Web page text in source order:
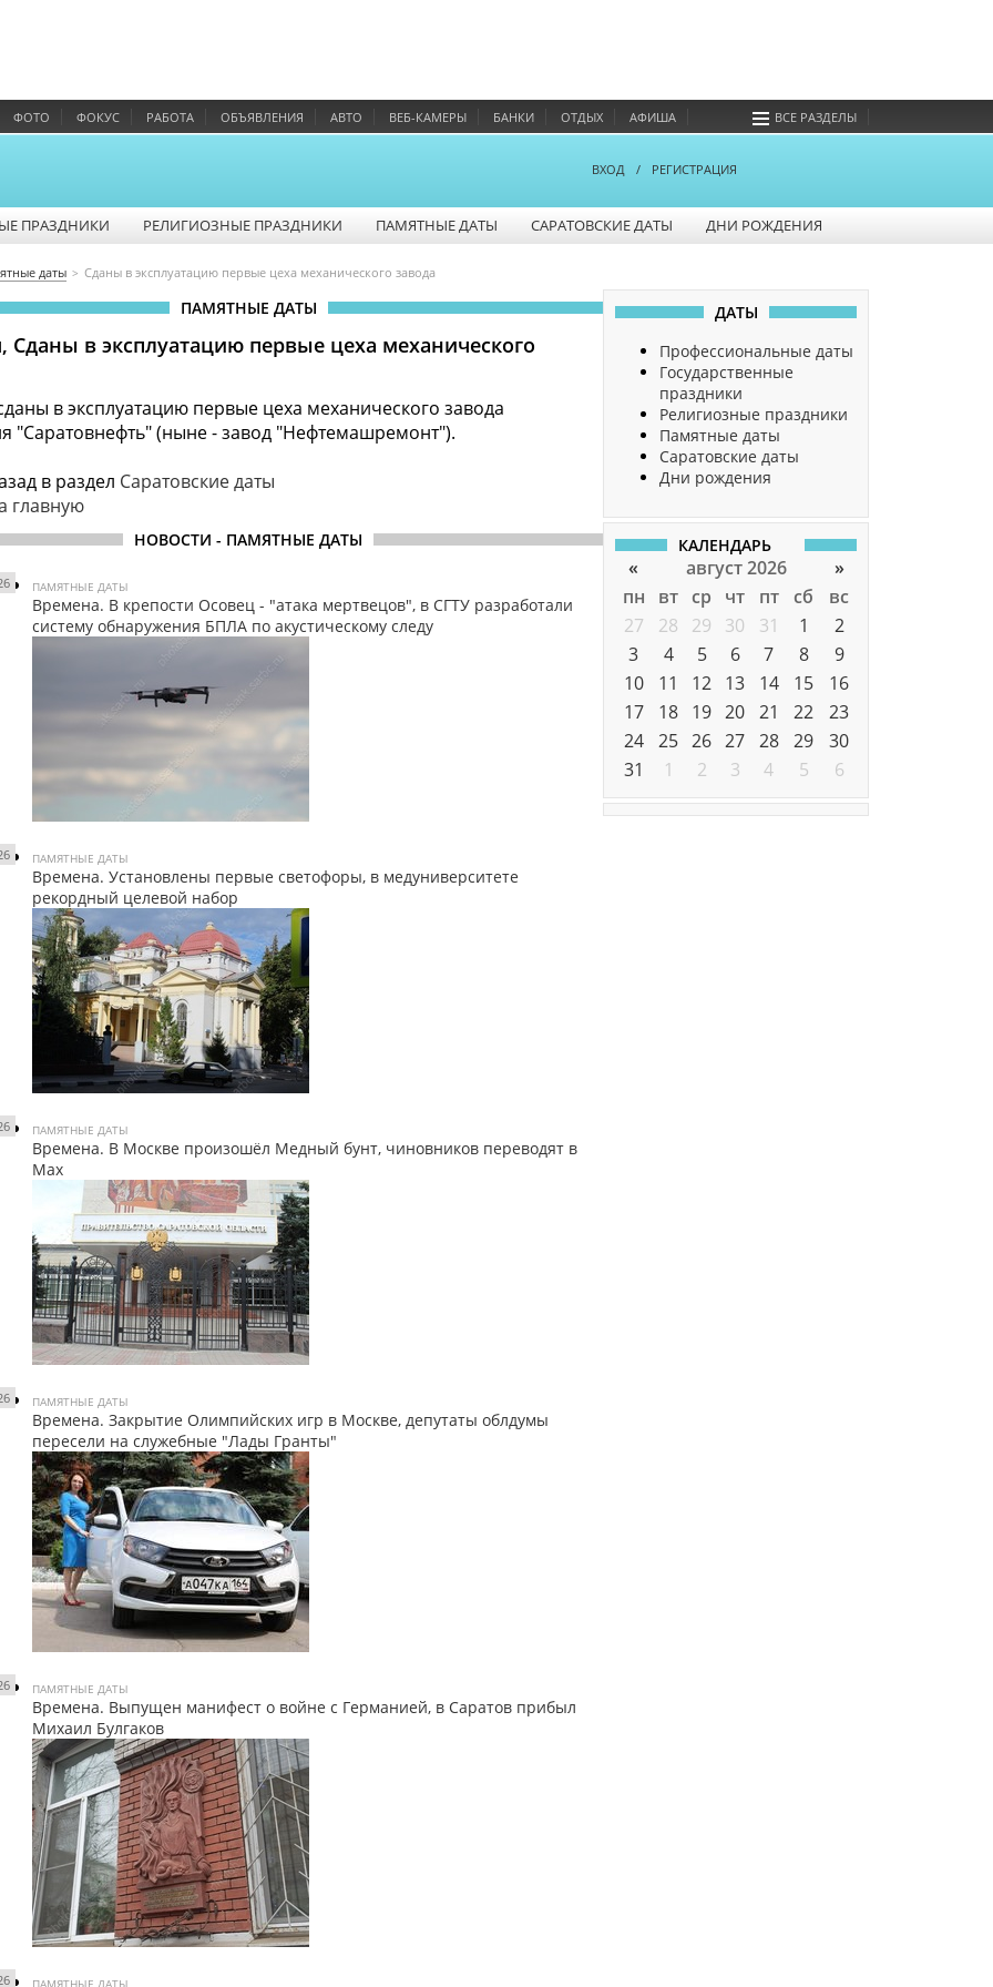
ФОТО ФОКУС РАБОТА ОБЪЯВЛЕНИЯ АВТО ВЕБ-КАМЕРЫ БАНКИ ОТДЫХ АФИША ВСЕ РАЗДЕЛЫ
ВХОД / РЕГИСТРАЦИЯ
ПРАЗДНИКИ РЕЛИГИОЗНЫЕ ПРАЗДНИКИ ПАМЯТНЫЕ ДАТЫ САРАТОВСКИЕ ДАТЫ ДНИ РОЖДЕНИЯ
даты Сданы в эксплуатацию первые цеха механического завода
ПАМЯТНЫЕ ДАТЫ
Сданы в эксплуатацию первые цеха механического
в эксплуатацию первые цеха механического завода
"Саратовнефть" (ныне - завод "Нефтемашремонт").
в раздел Саратовские даты
главную
НОВОСТИ - ПАМЯТНЫЕ ДАТЫ
ПАМЯТНЫЕ ДАТЫ
Времена. В крепости Осовец - "атака мертвецов", в СГТУ разработали
систему обнаружения БПЛА по акустическому следу
ПАМЯТНЫЕ ДАТЫ
Времена. Установлены первые светофоры, в медуниверситете
рекордный целевой набор
ПАМЯТНЫЕ ДАТЫ
Времена. В Москве произошёл Медный бунт, чиновников переводят в
Мах
ПАМЯТНЫЕ ДАТЫ
Времена. Закрытие Олимпийских игр в Москве, депутаты облдумы
пересели на служебные "Лады Гранты"
ПАМЯТНЫЕ ДАТЫ
Времена. Выпущен манифест о войне с Германией, в Саратов прибыл
Михаил Булгаков
ПАМЯТНЫЕ ДАТЫ
ДАТЫ
Профессиональные даты
Государственные
праздники
Религиозные праздники
Памятные даты
Саратовские даты
Дни рождения
КАЛЕНДАРЬ
« август 2026
»
пн
вт ср чт пт сб
вс
27
28 29 30 31 1
2
3
4 5 6 7 8
9
10
11 12 13 14 15
16
17
18 19 20 21 22
23
24
25 26 27 28 29
30
31
1 2 3 4 5 6